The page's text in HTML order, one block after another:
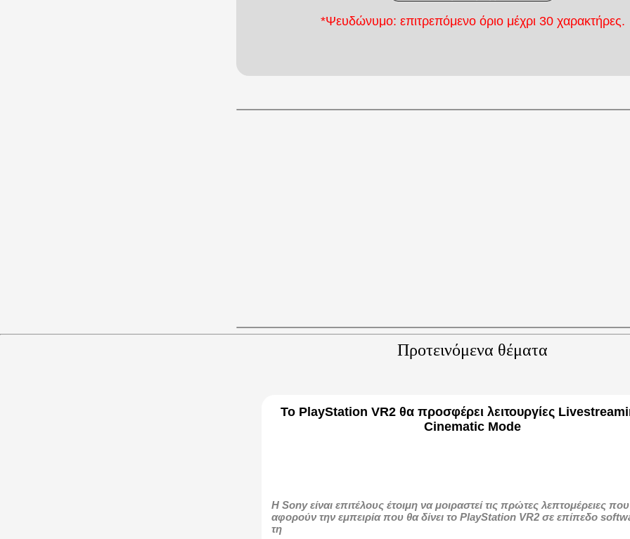
*Ψευδώνυμο: επιτρεπόμενο όριο μέχρι 30 χαρακτήρες.
Προτεινόμενα θέματα
Το PlayStation VR2 θα προσφέρει λειτουργίες
Cinematic Mode
Η Sony είναι επιτέλους έτοιμη να μοιραστεί τις πρώτες λεπτομέρειες που
αφορούν την εμπειρία που θα δίνει το PlayStation VR2 σε επίπεδο
τη